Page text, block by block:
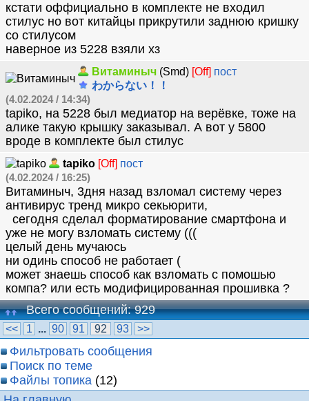
кстати оффициально в комплекте не входил
стилус но вот китайцы прикрутили заднюю кришку
со стилусом
наверное из 5228 взяли хз
Витаминыч (Smd) [Off] пост
わからない！！
(4.02.2024 / 14:34)
tapiko, на 5228 был медиатор на верёвке, тоже на
алике такую крышку заказывал. А вот у 5800
вроде в комплекте был стилус
tapiko [Off] пост
(4.02.2024 / 16:25)
Витаминыч, 3дня назад взломал систему через
антивирус тренд микро секьюрити,
сегодня сделал форматирование смартфона и
уже не могу взломать систему (((
целый день мучаюсь
ни одинь способ не работает (
может знаешь способ как взломать с помошью
компа? или есть модифицированная прошивка ?
Всего сообщений: 929
<< 1 ... 90 91 92 93 >>
Фильтровать сообщения
Поиск по теме
Файлы топика (12)